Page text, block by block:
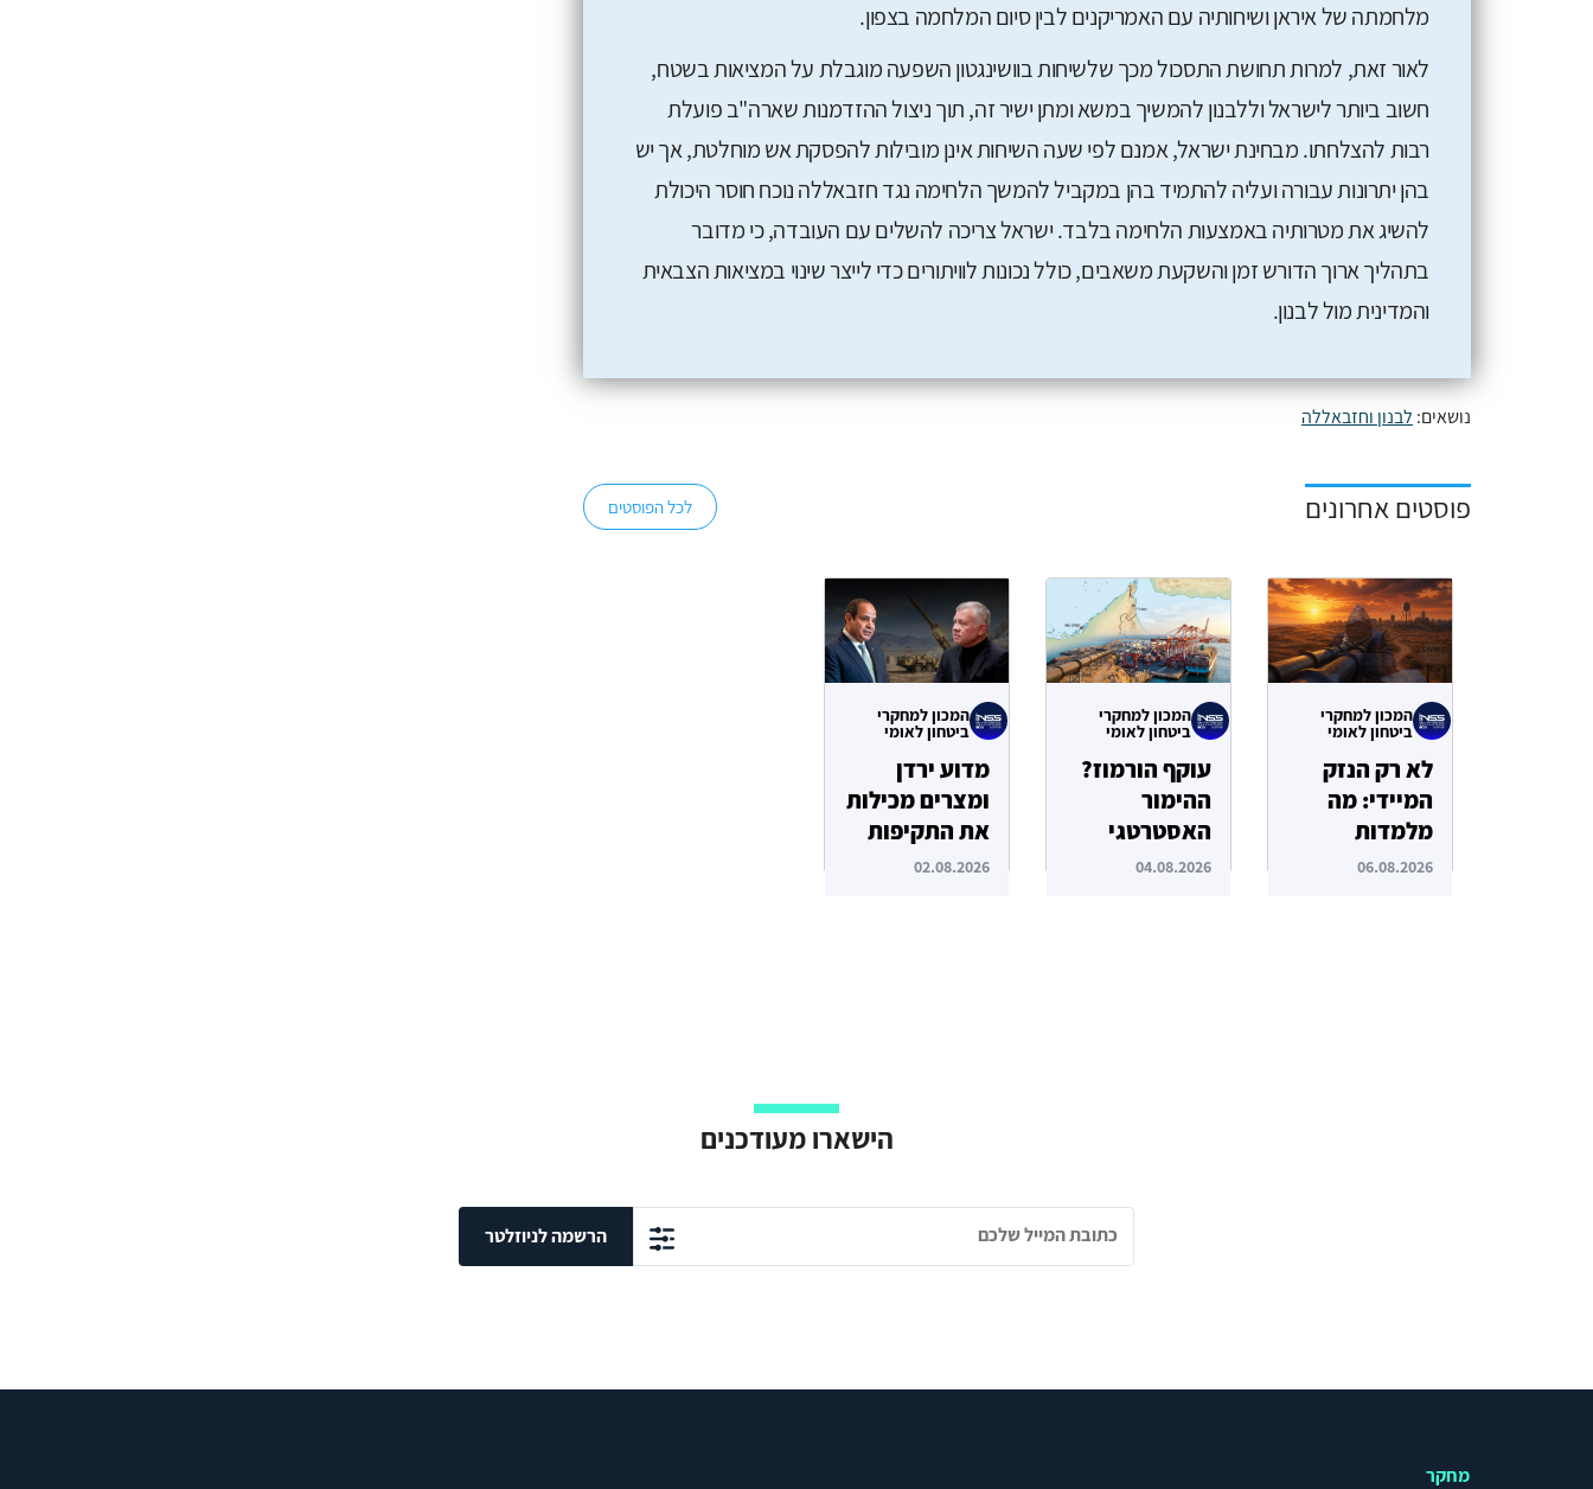
מלחמתה של איראן ושיחותיה עם האמריקנים לבין סיום המלחמה בצפון.
לאור זאת, למרות תחושת התסכול מכך שלשיחות בוושינגטון השפעה מוגבלת על המציאות בשטח,
חשוב ביותר לישראל וללבנון להמשיך במשא ומתן ישיר זה, תוך ניצול ההזדמנות שארה"ב פועלת
רבות להצלחתו. מבחינת ישראל, אמנם לפי שעה השיחות אינן מובילות להפסקת אש מוחלטת, אך יש
בהן יתרונות עבורה ועליה להתמיד בהן במקביל להמשך הלחימה נגד חזבאללה נוכח חוסר היכולת
להשיג את מטרותיה באמצעות הלחימה בלבד. ישראל צריכה להשלים עם העובדה, כי מדובר
בתהליך ארוך הדורש זמן והשקעת משאבים, כולל נכונות לוויתורים כדי לייצר שינוי במציאות הצבאית
והמדינית מול לבנון.
נושאים: לבנון וחזבאללה
פוסטים אחרונים לכל הפוסטים
המכון למחקרי
ביטחון לאומי
לא רק הנזק
המיידי: מה
מלמדות
תקיפות הסייבר
06.08.2026
המכון למחקרי
ביטחון לאומי
עוקף הורמוז?
ההימור
האסטרטגי
הבעייתי של
04.08.2026
המכון למחקרי
ביטחון לאומי
מדוע ירדן
ומצרים מכילות
את התקיפות
האיראניות
02.08.2026
הישארו מעודכנים
הרשמה לניוזלטר
מחקר